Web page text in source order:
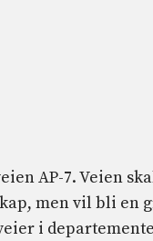
AP-7. Veien
men vil bli en
i